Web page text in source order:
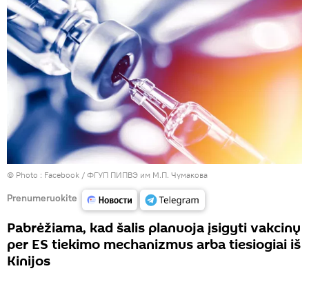
© Photo : Facebook / ФГУП ПИПВЭ им М.П. Чумакова
Prenumeruokite
Pabrėžiama, kad šalis planuoja įsigyti vakcinų
per ES tiekimo mechanizmus arba tiesiogiai iš
Kinijos